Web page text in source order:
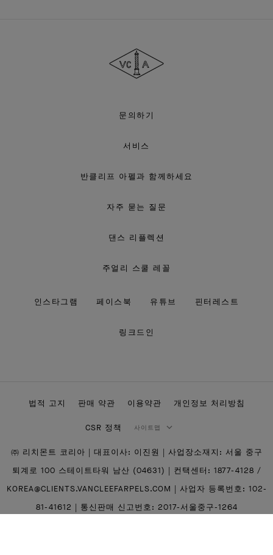
리
프
아
펠
문의하기
서비스
반클리프 아펠과 함께하세요
자주 묻는 질문
댄스 리플렉션
주얼리 스쿨 레꼴
인스타그램 페이스북 유튜브 핀터레스트
링크드인
법적 고지 판매 약관 이용약관 개인정보 처리방침
CSR 정책 사이트맵
㈜ 리치몬트 코리아 | 대표이사: 이진원 | 사업장소재지: 서울 중구
퇴계로 100 스테이트타워 남산 (04631) | 컨택센터: 1877-4128 /
KOREA@CLIENTS.VANCLEEFARPELS.COM | 사업자 등록번호: 102-
81-41612 | 통신판매 신고번호: 2017-서울중구-1264